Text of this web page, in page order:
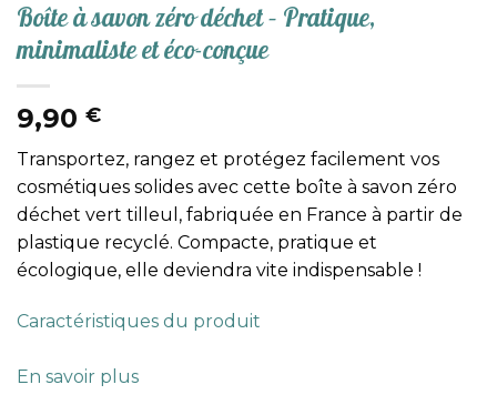
Boîte à savon zéro déchet – Pratique,
minimaliste et éco-conçue
9,90 €
Transportez, rangez et protégez facilement vos
cosmétiques solides avec cette boîte à savon zéro
déchet vert tilleul, fabriquée en France à partir de
plastique recyclé. Compacte, pratique et
écologique, elle deviendra vite indispensable !
Caractéristiques du produit
En savoir plus